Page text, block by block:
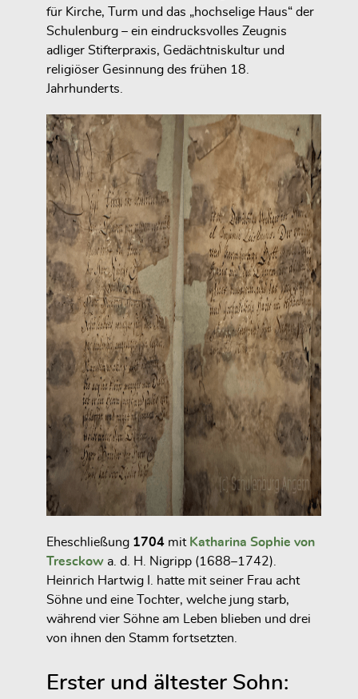
für Kirche, Turm und das „hochselige Haus“ der
Schulenburg – ein eindrucksvolles Zeugnis
adliger Stifterpraxis, Gedächtniskultur und
religiöser Gesinnung des frühen 18.
Jahrhunderts.
Eheschließung 1704 mit Katharina Sophie von
Tresckow a. d. H. Nigripp (1688–1742).
Heinrich Hartwig I. hatte mit seiner Frau acht
Söhne und eine Tochter, welche jung starb,
während vier Söhne am Leben blieben und drei
von ihnen den Stamm fortsetzten.
Erster und ältester Sohn: